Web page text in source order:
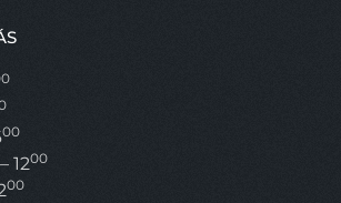
00
– 1200
00